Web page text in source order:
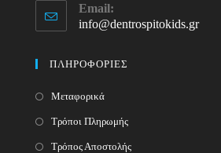
in
your
Email:
info@dentrospitokids.grOpens
ΠΛΗΡΟΦΟΡΙΕΣ
Μεταφορικά
Τρόποι Πληρωμής
Τρόπος Αποστολής